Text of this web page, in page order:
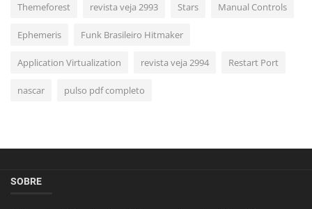
Themeforest revista veja 2993 Stars Manual Controls
Ephemeris Funk Brasileiro Hitmaker
Application Virtualization revista veja 2994 Restart Port
nascar pulso pdf completo
SOBRE